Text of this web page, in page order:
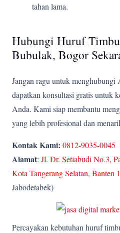
tahan lama.
Hubungi Huruf
Bubulak, Bogor
Jangan ragu untuk
dapatkan konsultasi gratis untuk
Anda. Kami siap membantu
yang lebih profesional dan
Kontak Kami: 0812-9035-0045
Alamat: Jl. Dr. Setiabudi No.3,
Kota Tangerang Selatan, Banten
Jabodetabek)
Percayakan kebutuhan huruf